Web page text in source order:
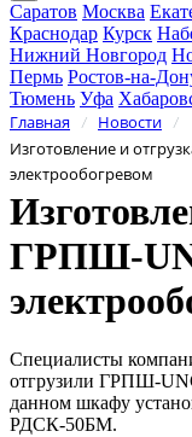
Саратов Москва
Краснодар Курск
Нижний Новгород
Пермь Ростов-на-
Тюмень Уфа
Главная / Новости /
Изготовление и
электрообогревом
ГРПШ-
Специалисты
отгрузили ГРПШ-
данном шкафу
РДСК-50БМ.